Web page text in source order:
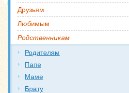
Друзьям
Любимым
Родственникам
Родителям
Папе
Маме
Брату